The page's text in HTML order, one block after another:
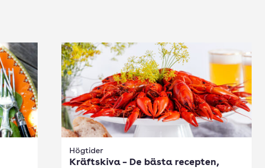
Högtider
Kräftskiva – De bästa recepten,